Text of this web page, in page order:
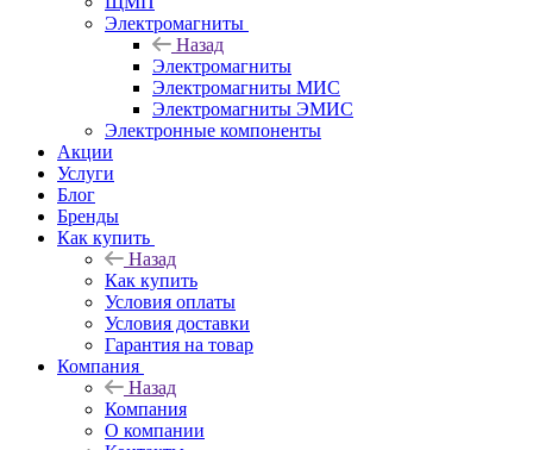
Электромагниты
Назад
Электромагниты
Электромагниты МИС
Электромагниты ЭМИС
Электронные компоненты
Акции
Услуги
Блог
Бренды
Как купить
Назад
Как купить
Условия оплаты
Условия доставки
Гарантия на товар
Компания
Назад
Компания
О компании